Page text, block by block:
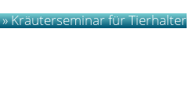
»Kräuterseminar für Tierhalter